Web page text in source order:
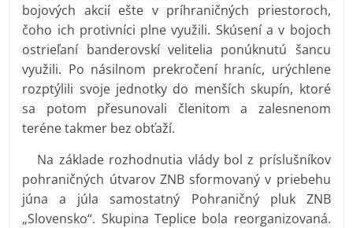
bojových akcií ešte v príhraničných priestoroch,
čoho ich protivníci plne využili. Skúsení a v bojoch
ostrieľaní banderovskí velitelia ponúknutú šancu
využili. Po násilnom prekročení hraníc, urýchlene
rozptýlili svoje jednotky do menších skupín, ktoré
sa potom přesunovali členitom a zalesnenom
teréne takmer bez obťaží.
Na základe rozhodnutia vlády bol z príslušníkov
pohraničných útvarov ZNB sformovaný v priebehu
júna a júla samostatný Pohraničný pluk ZNB
„Slovensko“. Skupina Teplice bola reorganizovaná.